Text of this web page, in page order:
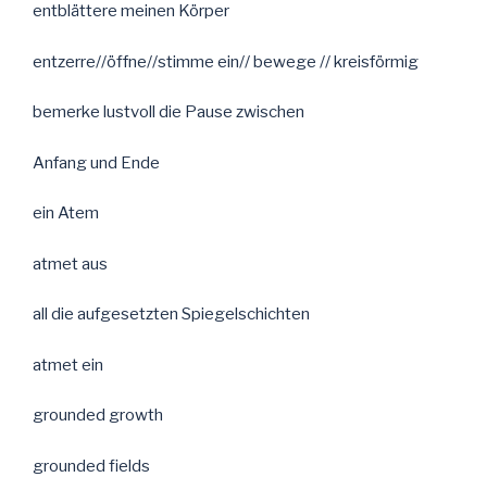
entblättere meinen Körper
entzerre//öffne//stimme ein// bewege // kreisförmig
bemerke lustvoll die Pause zwischen
Anfang und Ende
ein Atem
atmet aus
all die aufgesetzten Spiegelschichten
atmet ein
grounded growth
grounded fields